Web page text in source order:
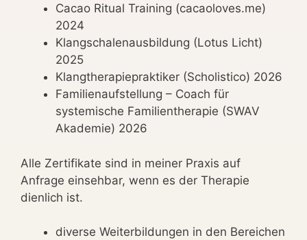
Cacao Ritual Training (cacaoloves.me)
2024
Klangschalenausbildung (Lotus Licht)
2025
Klangtherapiepraktiker (Scholistico) 2026
Familienaufstellung – Coach für
systemische Familientherapie (SWAV
Akademie) 2026
Alle Zertifikate sind in meiner Praxis auf
Anfrage einsehbar, wenn es der Therapie
dienlich ist.
diverse Weiterbildungen in den Bereichen